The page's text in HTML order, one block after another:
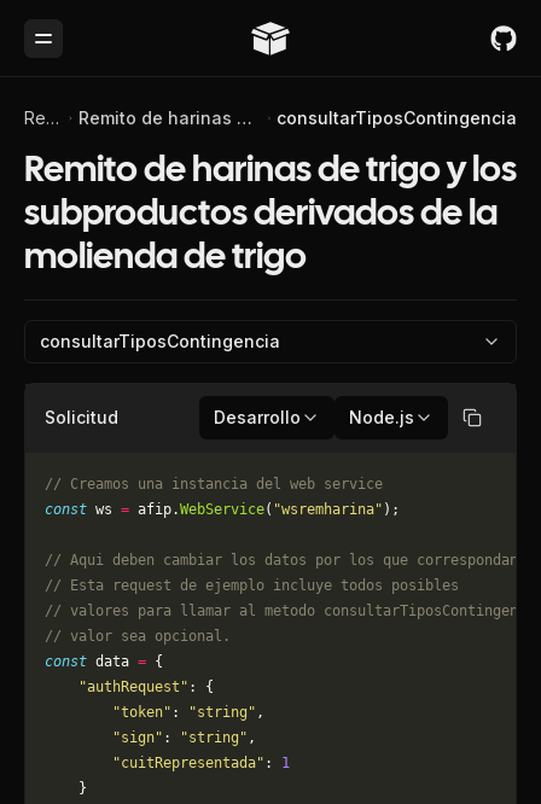
Toggle Menu
Referencia de API Remito de harinas de trigo y los subproductos derivados de la molienda de trigo consultarTiposContingencia
Remito de harinas de trigo y los
subproductos derivados de la
molienda de trigo
consultarTiposContingencia
Solicitud Desarrollo Node.js Copiar
// Creamos una instancia del web service
const ws = afip.WebService( "wsremharina" );
// Aqui deben cambiar los datos por los que correspondan.
// Esta request de ejemplo incluye todos posibles
// valores para llamar al metodo
// valor sea opcional.
const data = {
    "authRequest"
: {
        "token"
: "string" ,
        "sign"
: "string" ,
        "cuitRepresentada"
: 1
    }